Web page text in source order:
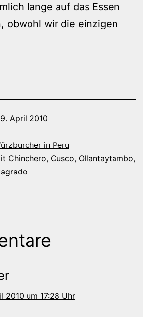
lange auf das Essen
obwohl wir die einzigen
April 2010
in Peru
Chinchero, Cusco, Ollantaytambo,
2010 um 17:28 Uhr